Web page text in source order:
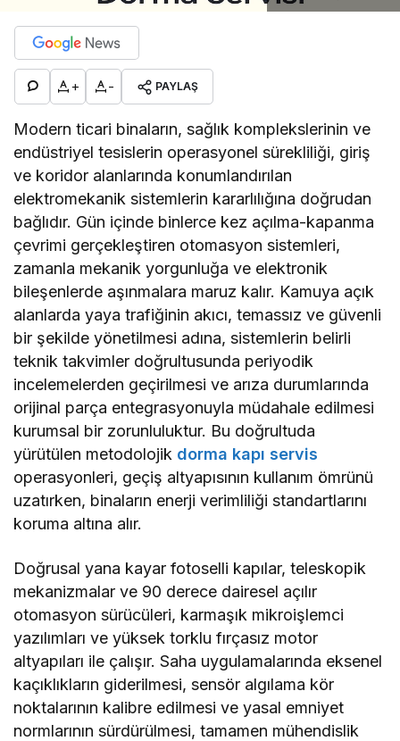
+ - PAYLAŞ
Modern ticari binaların, sağlık komplekslerinin ve
endüstriyel tesislerin operasyonel sürekliliği, giriş
ve koridor alanlarında konumlandırılan
elektromekanik sistemlerin kararlılığına doğrudan
bağlıdır. Gün içinde binlerce kez açılma-kapanma
çevrimi gerçekleştiren otomasyon sistemleri,
zamanla mekanik yorgunluğa ve elektronik
bileşenlerde aşınmalara maruz kalır. Kamuya açık
alanlarda yaya trafiğinin akıcı, temassız ve güvenli
bir şekilde yönetilmesi adına, sistemlerin belirli
teknik takvimler doğrultusunda periyodik
incelemelerden geçirilmesi ve arıza durumlarında
orijinal parça entegrasyonuyla müdahale edilmesi
kurumsal bir zorunluluktur. Bu doğrultuda
yürütülen metodolojik dorma kapı servis
operasyonleri, geçiş altyapısının kullanım ömrünü
uzatırken, binaların enerji verimliliği standartlarını
koruma altına alır.
Doğrusal yana kayar fotoselli kapılar, teleskopik
mekanizmalar ve 90 derece dairesel açılır
otomasyon sürücüleri, karmaşık mikroişlemci
yazılımları ve yüksek torklu fırçasız motor
altyapıları ile çalışır. Saha uygulamalarında eksenel
kaçıklıkların giderilmesi, sensör algılama kör
noktalarının kalibre edilmesi ve yasal emniyet
normlarının sürdürülmesi, tamamen mühendislik